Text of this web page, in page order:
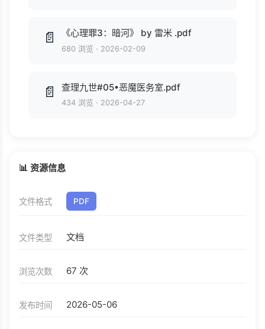
📄 《心理罪3：暗河》 by 雷米 .pdf
680 浏览 · 2026-02-09
📄 查理九世#05•恶魔医务室.pdf
434 浏览 · 2026-04-27
📊 资源信息
文件格式 PDF
文件类型 文档
浏览次数 67 次
发布时间 2026-05-06